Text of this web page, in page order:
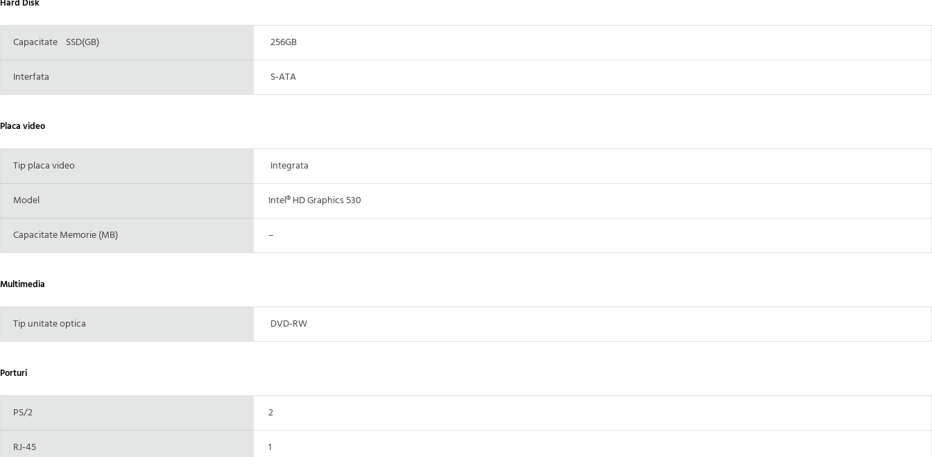
Hard Disk
Capacitate SSD(GB) 256GB
Interfata S-ATA
Placa video
Tip placa video Integrata
Model Intel® HD Graphics 530
Capacitate Memorie (MB) –
Multimedia
Tip unitate optica DVD-RW
Porturi
PS/2 2
RJ-45 1